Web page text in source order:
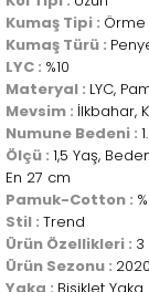
Kumaş Tipi : Örme
Kumaş Türü :
LYC : %10
Materyal : LYC,
Mevsim : İlkbahar,
Numune Bedeni :
Ölçü : 1,5 Yaş,
En 27 cm
Pamuk-Cotton :
Stil : Trend
Ürün Özellikleri : 3
Ürün Sezonu :